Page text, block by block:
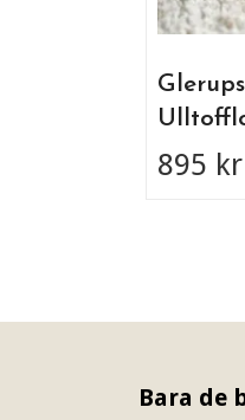
895 kr
Bara de